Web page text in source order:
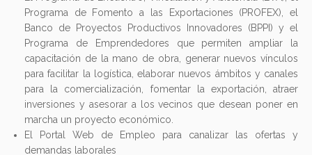
Programa de Fomento a las Exportaciones (PROFEX), el
Banco de Proyectos Productivos Innovadores (BPPI) y el
Programa de Emprendedores que permiten ampliar la
capacitación de la mano de obra, generar nuevos vínculos
para facilitar la logística, elaborar nuevos ámbitos y canales
para la comercialización, fomentar la exportación, atraer
inversiones y asesorar a los vecinos que desean poner en
marcha un proyecto económico.
El Portal Web de Empleo para canalizar las ofertas y
demandas laborales